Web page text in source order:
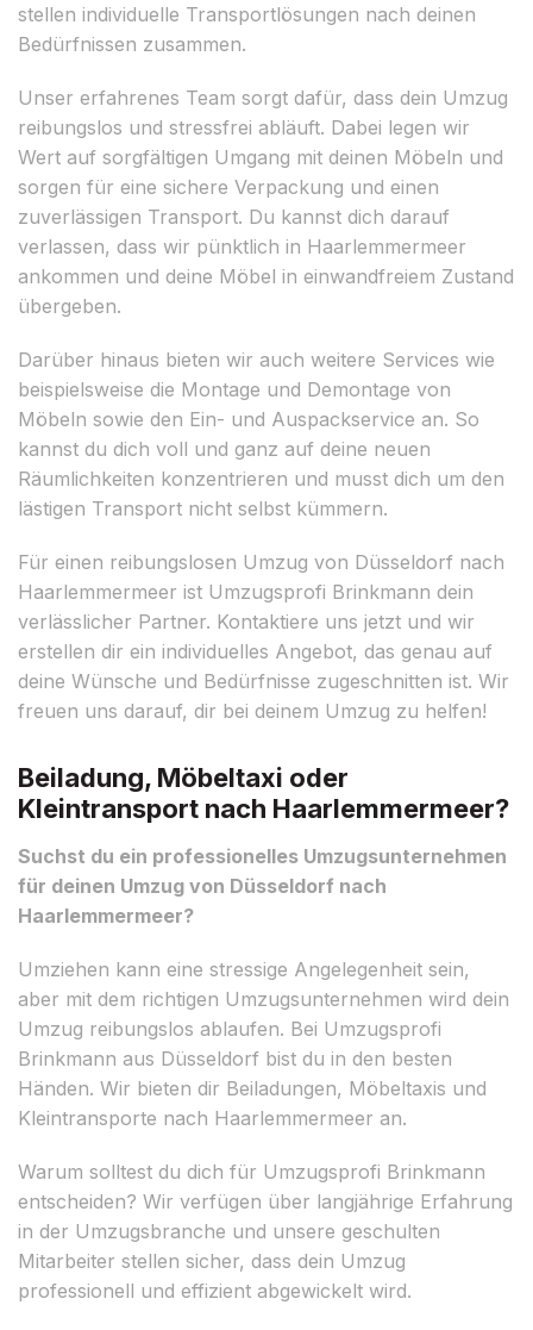
stellen individuelle Transportlösungen nach deinen
Bedürfnissen zusammen.
Unser erfahrenes Team sorgt dafür, dass dein Umzug
reibungslos und stressfrei abläuft. Dabei legen wir
Wert auf sorgfältigen Umgang mit deinen Möbeln und
sorgen für eine sichere Verpackung und einen
zuverlässigen Transport. Du kannst dich darauf
verlassen, dass wir pünktlich in Haarlemmermeer
ankommen und deine Möbel in einwandfreiem Zustand
übergeben.
Darüber hinaus bieten wir auch weitere Services wie
beispielsweise die Montage und Demontage von
Möbeln sowie den Ein- und Auspackservice an. So
kannst du dich voll und ganz auf deine neuen
Räumlichkeiten konzentrieren und musst dich um den
lästigen Transport nicht selbst kümmern.
Für einen reibungslosen Umzug von Düsseldorf nach
Haarlemmermeer ist Umzugsprofi Brinkmann dein
verlässlicher Partner. Kontaktiere uns jetzt und wir
erstellen dir ein individuelles Angebot, das genau auf
deine Wünsche und Bedürfnisse zugeschnitten ist. Wir
freuen uns darauf, dir bei deinem Umzug zu helfen!
Beiladung, Möbeltaxi oder
Kleintransport nach Haarlemmermeer?
Suchst du ein professionelles Umzugsunternehmen
für deinen Umzug von Düsseldorf nach
Haarlemmermeer?
Umziehen kann eine stressige Angelegenheit sein,
aber mit dem richtigen Umzugsunternehmen wird dein
Umzug reibungslos ablaufen. Bei Umzugsprofi
Brinkmann aus Düsseldorf bist du in den besten
Händen. Wir bieten dir Beiladungen, Möbeltaxis und
Kleintransporte nach Haarlemmermeer an.
Warum solltest du dich für Umzugsprofi Brinkmann
entscheiden? Wir verfügen über langjährige Erfahrung
in der Umzugsbranche und unsere geschulten
Mitarbeiter stellen sicher, dass dein Umzug
professionell und effizient abgewickelt wird.